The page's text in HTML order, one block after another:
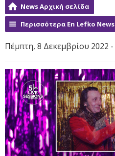
News Αρχική σελίδα
Περισσότερα En Lefko
Πέμπτη, 8 Δεκεμβρίου 2022 -